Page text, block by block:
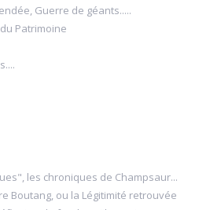
Guerre de géants.....
Patrimoine
les chroniques de Champsaur...
Boutang, ou la Légitimité retrouvée